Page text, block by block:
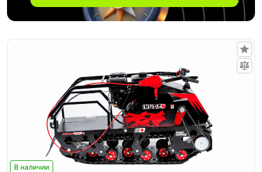
В наличии